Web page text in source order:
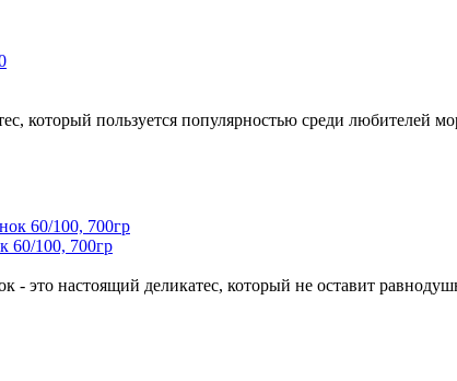
который пользуется популярностью среди любителей
60/100, 700гр
это настоящий деликатес, который не оставит